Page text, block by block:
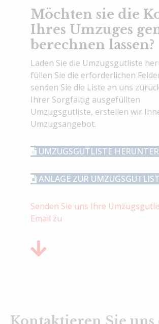
Möchten sie die
Ihres Umzuges
berechnen lassen?
Laden Sie die Umzugsgutliste
füllen Sie die erforderlichen
senden Sie die Liste an uns
Ihrer Sorgfältig ausgefüllten
Umzugsgutliste, erstellen wir
Umzugsangebot.
UMZUGSGUTLISTE
ANLAGE ZUR
Senden Sie uns Ihre
Email zu